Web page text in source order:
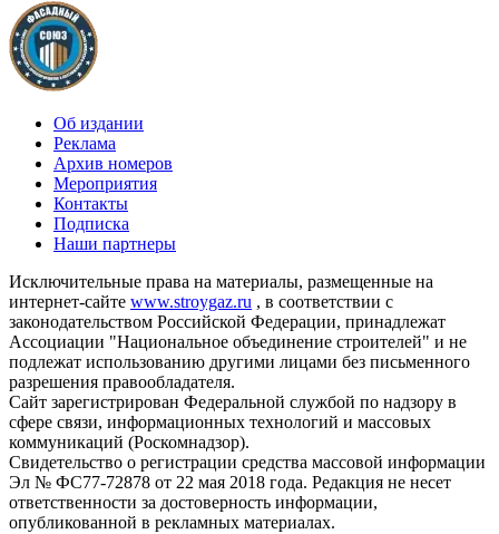
Об издании
Реклама
Архив номеров
Мероприятия
Контакты
Подписка
Наши партнеры
Исключительные права на материалы, размещенные на
интернет-сайте www.stroygaz.ru , в соответствии с
законодательством Российской Федерации, принадлежат
Ассоциации "Национальное объединение строителей" и не
подлежат использованию другими лицами без письменного
разрешения правообладателя.
Сайт зарегистрирован Федеральной службой по надзору в
сфере связи, информационных технологий и массовых
коммуникаций (Роскомнадзор).
Свидетельство о регистрации средства массовой информации
Эл № ФС77-72878 от 22 мая 2018 года. Редакция не несет
ответственности за достоверность информации,
опубликованной в рекламных материалах.